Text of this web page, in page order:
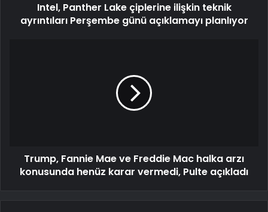
Intel, Panther Lake çiplerine ilişkin teknik
ayrıntıları Perşembe günü açıklamayı planlıyor
Trump, Fannie Mae ve Freddie Mac halka arzı
konusunda henüz karar vermedi, Pulte açıkladı